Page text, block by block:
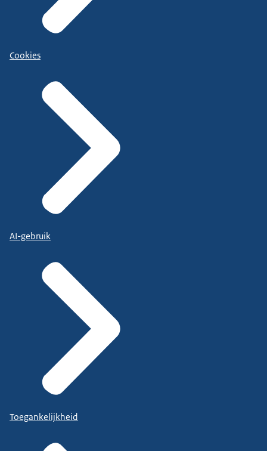
Cookies
AI-gebruik
Toegankelijkheid